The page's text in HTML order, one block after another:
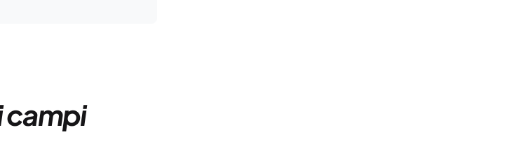
campi